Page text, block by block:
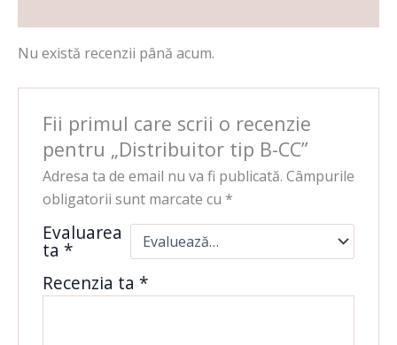
Nu există recenzii până acum.
Fii primul care scrii o recenzie
pentru „Distribuitor tip B-CC”
Adresa ta de email nu va fi publicată. Câmpurile
obligatorii sunt marcate cu *
Evaluarea
ta *
Recenzia ta *